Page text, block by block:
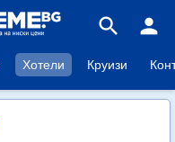
search person
Хотели Круизи